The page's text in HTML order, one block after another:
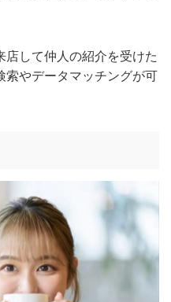
して仲人の紹介を受けた
索やデータマッチングが可